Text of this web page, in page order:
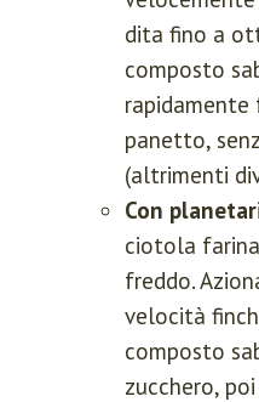
dita fino a
composto
rapidamente
panetto,
(altrimenti
Con
ciotola
freddo.
velocità
composto
zucchero,